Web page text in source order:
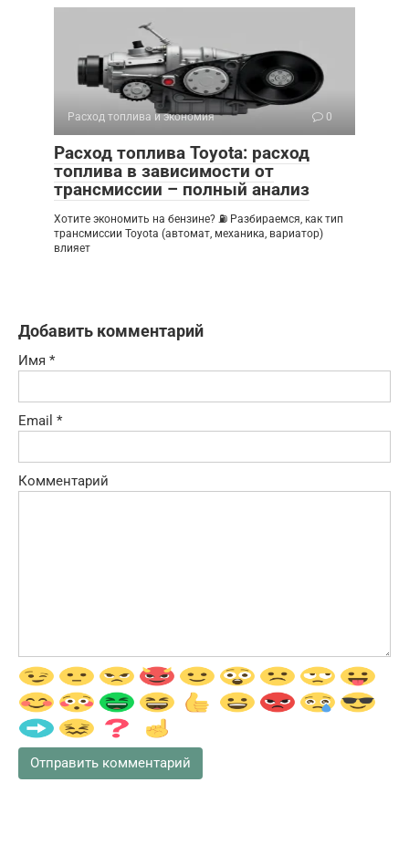
Расход топлива и экономия 0
Расход топлива Toyota: расход
топлива в зависимости от
трансмиссии – полный анализ
Хотите экономить на бензине? ⛽ Разбираемся, как тип
трансмиссии Toyota (автомат, механика, вариатор)
влияет
Добавить комментарий
Имя *
Email *
Комментарий